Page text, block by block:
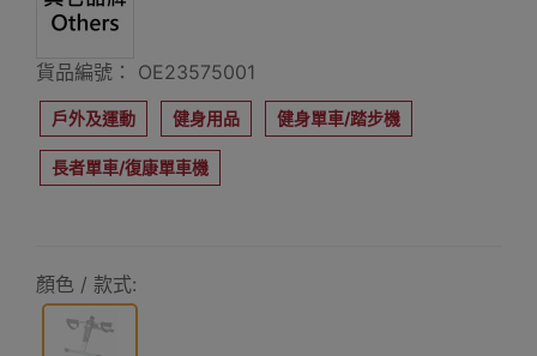
貨品編號： OE23575001
戶外及運動 健身用品 健身單車/踏步機
長者單車/復康單車機
顏色 / 款式: